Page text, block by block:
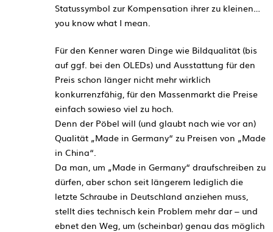
Statussymbol zur Kompensation ihrer zu kleinen…
you know what I mean.
Für den Kenner waren Dinge wie Bildqualität (bis
auf ggf. bei den OLEDs) und Ausstattung für den
Preis schon länger nicht mehr wirklich
konkurrenzfähig, für den Massenmarkt die Preise
einfach sowieso viel zu hoch.
Denn der Pöbel will (und glaubt nach wie vor an)
Qualität „Made in Germany“ zu Preisen von „Made
in China“.
Da man, um „Made in Germany“ draufschreiben zu
dürfen, aber schon seit längerem lediglich die
letzte Schraube in Deutschland anziehen muss,
stellt dies technisch kein Problem mehr dar – und
ebnet den Weg, um (scheinbar) genau das möglich